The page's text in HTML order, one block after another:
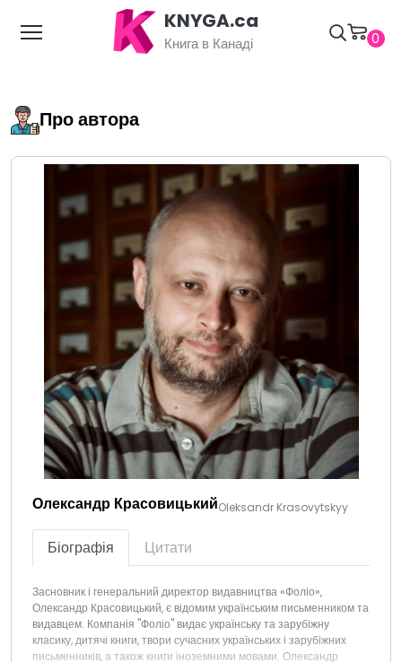
KNYGA.ca
Книга в Канаді 0
Про автора
Олександр КрасовицькийOleksandr Krasovytskyy
Біографія Цитати
Засновник і генеральний директор видавництва «Фоліо»,
Олександр Красовицький, є відомим українським письменником та
видавцем. Компанія "Фоліо" видає українську та зарубіжну
класику, дитячі книги, твори сучасних українських і зарубіжних
письменників, а також книги іноземними мовами. Олександр